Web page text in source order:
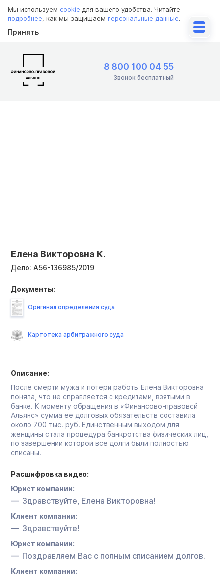
Мы используем cookie для вашего удобства. Читайте
подробнее, как мы защищаем персональные данные.
Принять
8 800 100 04 55
Звонок бесплатный
Елена Викторовна К.
Дело: А56-136985/2019
Описание:
После смерти мужа и потери работы Елена Викторовна
поняла, что не справляется с кредитами, взятыми в
банке. К моменту обращения в «Финансово-правовой
Альянс» сумма ее долговых обязательств составила
около 700 тыс. руб. Единственным выходом для
женщины стала процедура банкротства физических лиц,
по завершении которой все долги были полностью
списаны.
Расшифровка видео:
Юрист компании:
Здравствуйте, Елена Викторовна!
Клиент компании:
Здравствуйте!
Юрист компании:
Поздравляем Вас с полным списанием долгов.
Клиент компании:
Документы:
Оригинал определения суда
Картотека арбитражного суда